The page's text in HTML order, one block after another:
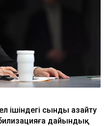
ішіндегі сынды азайту
дайындық